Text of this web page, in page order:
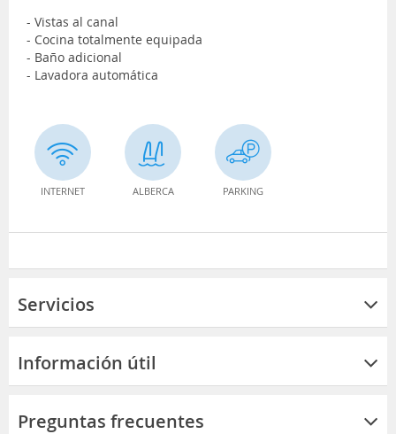
- Vistas al canal
- Cocina totalmente equipada
- Baño adicional
- Lavadora automática
INTERNET ALBERCA PARKING
Servicios
Información útil
Preguntas frecuentes